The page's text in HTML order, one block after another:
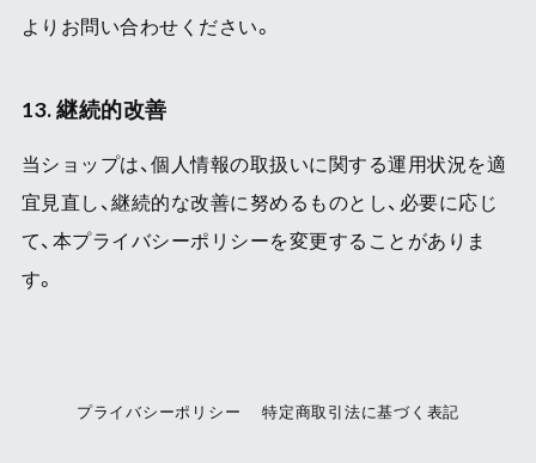
よりお問い合わせください。
13. 継続的改善
当ショップは、個人情報の取扱いに関する運用状況を適
宜見直し、継続的な改善に努めるものとし、必要に応じ
て、本プライバシーポリシーを変更することがありま
す。
プライバシーポリシー 特定商取引法に基づく表記